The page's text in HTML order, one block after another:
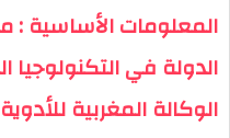
المعلومات الأساسية :
الدولة في التكنولوجيا
الوكالة المغربية